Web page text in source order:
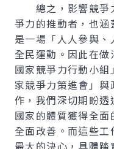
總之，影響競爭
爭力的推動者，也
是一場「人人參與
全民運動。因此在
國家競爭力行動小
家競爭力策進會」
作，我們深切期盼
國家的體質獲得全
全面改善。而這些
最大的決心，具體